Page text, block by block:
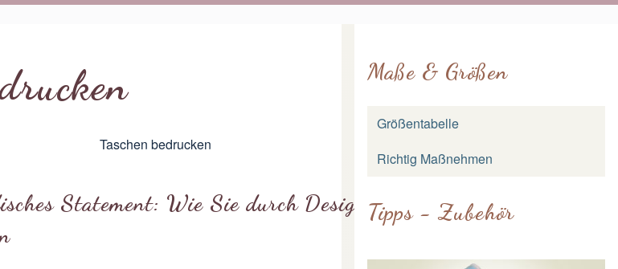
Statement: Wie Sie durch Design und
Maße & Größen
Größentabelle
Richtig Maßnehmen
Tipps - Zubehör